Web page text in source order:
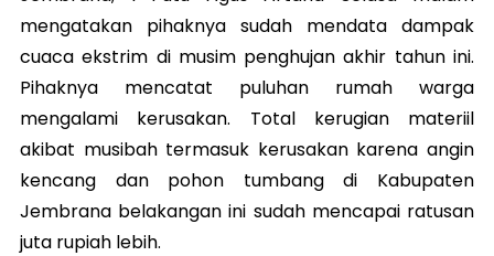
mengatakan pihaknya sudah mendata dampak
cuaca ekstrim di musim penghujan akhir tahun ini.
Pihaknya mencatat puluhan rumah warga
mengalami kerusakan. Total kerugian materiil
akibat musibah termasuk kerusakan karena angin
kencang dan pohon tumbang di Kabupaten
Jembrana belakangan ini sudah mencapai ratusan
juta rupiah lebih.